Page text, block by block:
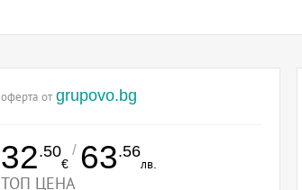
оферта от grupovo.bg
32.50
€
/ 63.56
лв.
ТОП ЦЕНА